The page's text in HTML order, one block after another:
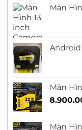
Màn
Android
Màn
Màn